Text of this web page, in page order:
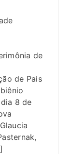
de
de Pais
8 de